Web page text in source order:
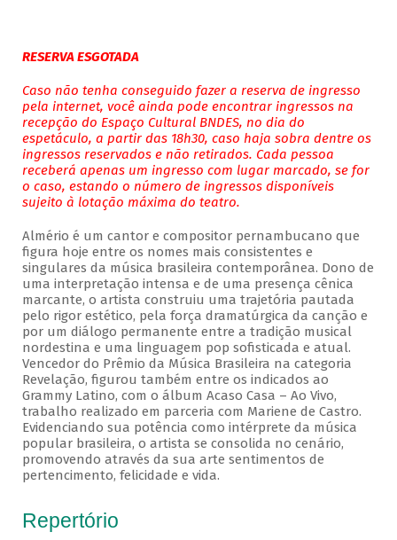
RESERVA ESGOTADA
Caso não tenha conseguido fazer a reserva de ingresso
pela internet, você ainda pode encontrar ingressos na
recepção do Espaço Cultural BNDES, no dia do
espetáculo, a partir das 18h30, caso haja sobra dentre os
ingressos reservados e não retirados. Cada pessoa
receberá apenas um ingresso com lugar marcado, se for
o caso, estando o número de ingressos disponíveis
sujeito à lotação máxima do teatro.
Almério é um cantor e compositor pernambucano que
figura hoje entre os nomes mais consistentes e
singulares da música brasileira contemporânea. Dono de
uma interpretação intensa e de uma presença cênica
marcante, o artista construiu uma trajetória pautada
pelo rigor estético, pela força dramatúrgica da canção e
por um diálogo permanente entre a tradição musical
nordestina e uma linguagem pop sofisticada e atual.
Vencedor do Prêmio da Música Brasileira na categoria
Revelação, figurou também entre os indicados ao
Grammy Latino, com o álbum Acaso Casa – Ao Vivo,
trabalho realizado em parceria com Mariene de Castro.
Evidenciando sua potência como intérprete da música
popular brasileira, o artista se consolida no cenário,
promovendo através da sua arte sentimentos de
pertencimento, felicidade e vida.
Repertório